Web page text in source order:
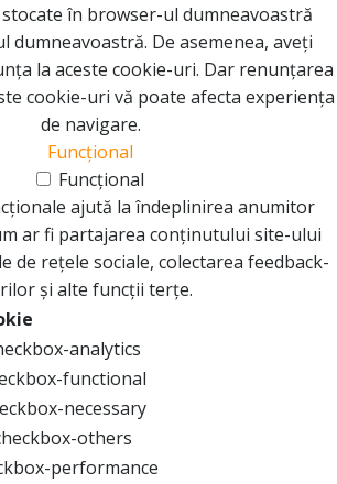
în browser-ul dumneavoastră
dumneavoastră. De asemenea, aveți
la aceste cookie-uri. Dar renunțarea
cookie-uri vă poate afecta experiența
de navigare.
Funcțional
Funcțional
ajută la îndeplinirea anumitor
ar fi partajarea conținutului site-ului
de rețele sociale, colectarea feedback-
și alte funcții terțe.
analytics
functional
necessary
others
performance